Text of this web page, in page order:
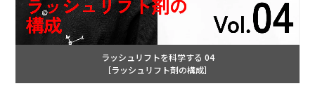
ラッシュリフトを科学する 04
［ラッシュリフト剤の構成］